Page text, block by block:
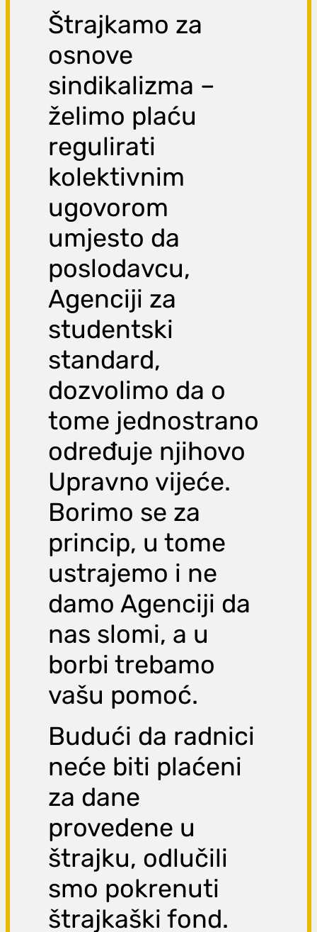
Štrajkamo za
osnove
sindikalizma –
želimo plaću
regulirati
kolektivnim
ugovorom
umjesto da
poslodavcu,
Agenciji za
studentski
standard,
dozvolimo da o
tome jednostrano
određuje njihovo
Upravno vijeće.
Borimo se za
princip, u tome
ustrajemo i ne
damo Agenciji da
nas slomi, a u
borbi trebamo
vašu pomoć.
Budući da radnici
neće biti plaćeni
za dane
provedene u
štrajku, odlučili
smo pokrenuti
štrajkaški fond.